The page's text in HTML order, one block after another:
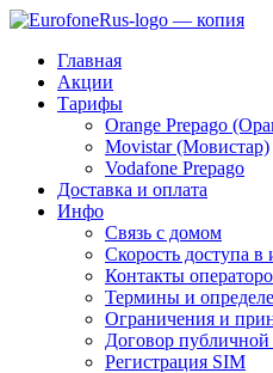
Перейти
содержимому
Главная
Акции
Тарифы
Orange Prepago
Movistar (Мовистар)
Vodafone Prepago
Доставка и оплата
Инфо
Связь с домом
Скорость доступа в
Контакты
Термины и
Ограничения и
Договор
Регистрация SIM